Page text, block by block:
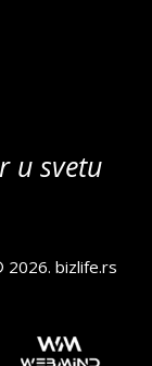
u svetu
2026.bizlife.rs